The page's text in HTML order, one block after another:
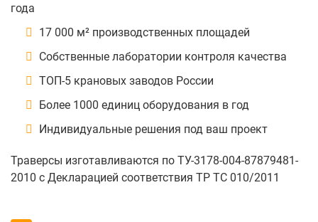
года
17 000 м² производственных площадей
Собственные лаборатории контроля качества
ТОП-5 крановых заводов России
Более 1000 единиц оборудования в год
Индивидуальные решения под ваш проект
Траверсы изготавливаются по ТУ-3178-004-87879481-
2010 с Декларацией соответствия ТР ТС 010/2011